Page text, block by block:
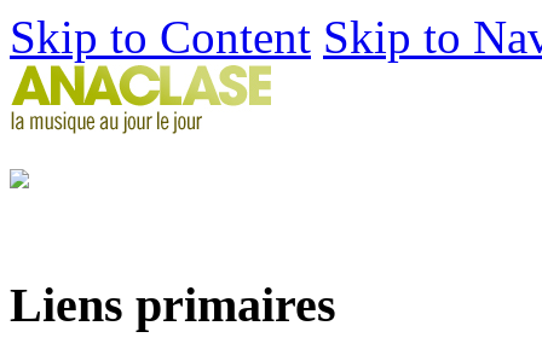
Skip to Content Skip to
Liens primaires